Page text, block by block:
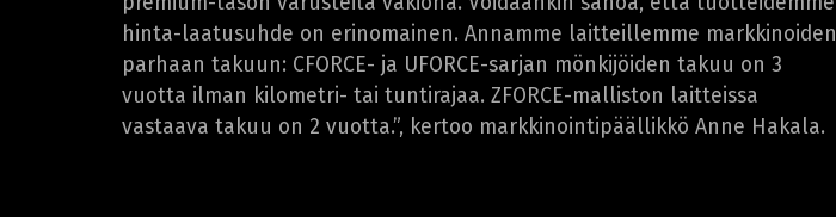
hinta-laatusuhde on erinomainen. Annamme laitteillemme markkinoiden
parhaan takuun: CFORCE- ja UFORCE-sarjan mönkijöiden takuu on 3
vuotta ilman kilometri- tai tuntirajaa. ZFORCE-malliston laitteissa
vastaava takuu on 2 vuotta.”, kertoo markkinointipäällikkö Anne Hakala.